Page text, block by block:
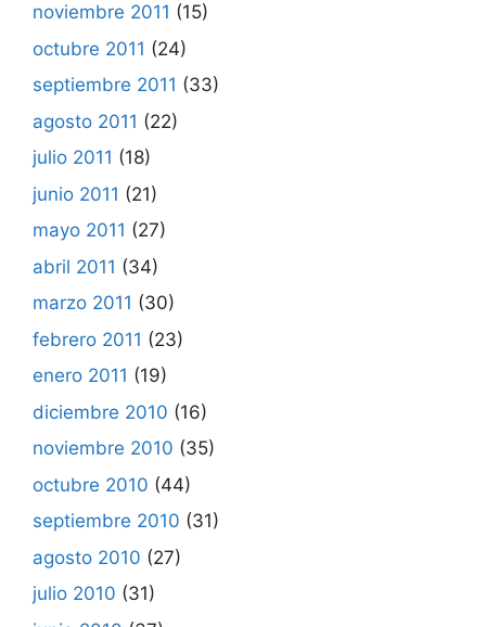
noviembre 2011 (15)
octubre 2011 (24)
septiembre 2011 (33)
agosto 2011 (22)
julio 2011 (18)
junio 2011 (21)
mayo 2011 (27)
abril 2011 (34)
marzo 2011 (30)
febrero 2011 (23)
enero 2011 (19)
diciembre 2010 (16)
noviembre 2010 (35)
octubre 2010 (44)
septiembre 2010 (31)
agosto 2010 (27)
julio 2010 (31)